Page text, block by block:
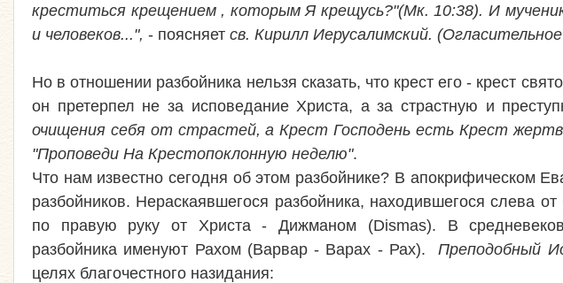
креститься крещением , которым Я крещусь?"(Мк. 10:38). И
и человеков...", - поясняет св. Кирилл Иерусалимский.
Но в отношении разбойника нельзя сказать, что крест его - крест
он претерпел не за исповедание Христа, а за страстную и
очищения себя от страстей, а Крест Господень есть Крест
"Проповеди На Крестопоклонную неделю".
Что нам известно сегодня об этом разбойнике? В апокрифическом
разбойников. Нераскаявшегося разбойника, находившегося слева
по правую руку от Христа - Дижманом (Dismas). В
разбойника именуют Рахом (Варвар - Варах - Рах).Преподобный
целях благочестного назидания: